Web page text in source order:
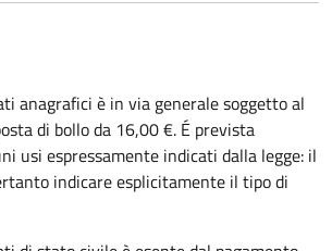
anagrafici è in via generale soggetto al
di bollo da 16,00 €. É prevista
usi espressamente indicati dalla legge: il
indicare esplicitamente il tipo di